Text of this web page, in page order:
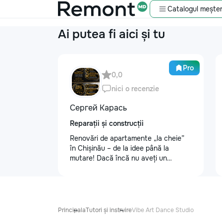
Catalogul
Ai putea fi aici și tu
Pro
0,0
nici o recenzie
Сергей Карась
Reparații și construcții
Renovări de apartamente „la cheie”
în Chișinău – de la idee până la
mutare! Dacă încă nu aveți un
bugetului dumneavoastră. Contract +
PrincipalaTutori și instruireVibe Art Dance Studio